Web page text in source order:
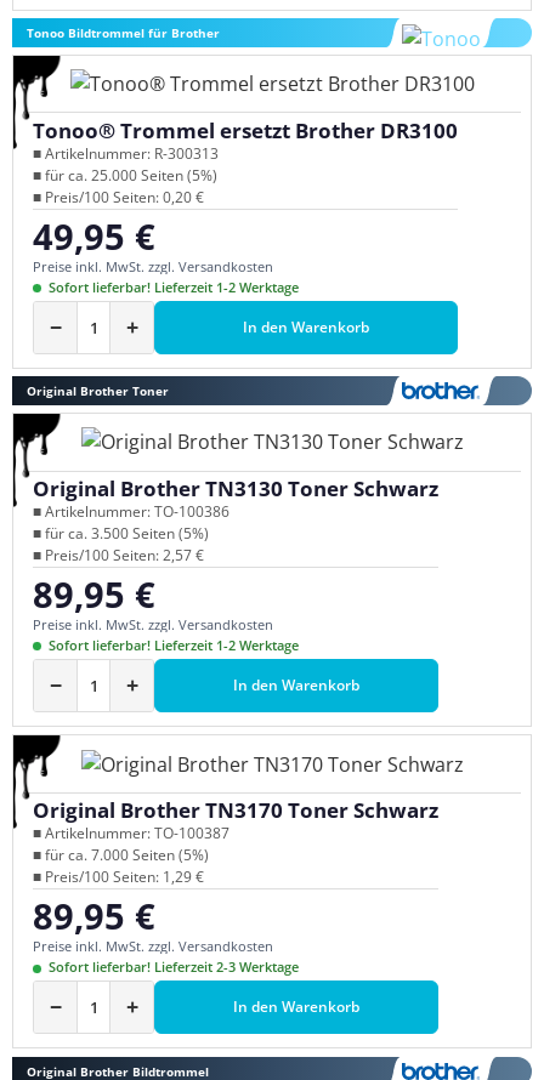
Tonoo Bildtrommel für Brother
Tonoo® Trommel ersetzt Brother DR3100
■ Artikelnummer: R-300313
■ für ca. 25.000 Seiten (5%)
■ Preis/100 Seiten: 0,20 €
Regulärer Preis:
49,95 €
Preise inkl. MwSt. zzgl. Versandkosten
Sofort lieferbar! Lieferzeit 1-2 Werktage
− + In den Warenkorb
Original Brother Toner
Original Brother TN3130 Toner Schwarz
■ Artikelnummer: TO-100386
■ für ca. 3.500 Seiten (5%)
■ Preis/100 Seiten: 2,57 €
Regulärer Preis:
89,95 €
Preise inkl. MwSt. zzgl. Versandkosten
Sofort lieferbar! Lieferzeit 1-2 Werktage
− + In den Warenkorb
Original Brother TN3170 Toner Schwarz
■ Artikelnummer: TO-100387
■ für ca. 7.000 Seiten (5%)
■ Preis/100 Seiten: 1,29 €
Regulärer Preis:
89,95 €
Preise inkl. MwSt. zzgl. Versandkosten
Sofort lieferbar! Lieferzeit 2-3 Werktage
− + In den Warenkorb
Original Brother Bildtrommel